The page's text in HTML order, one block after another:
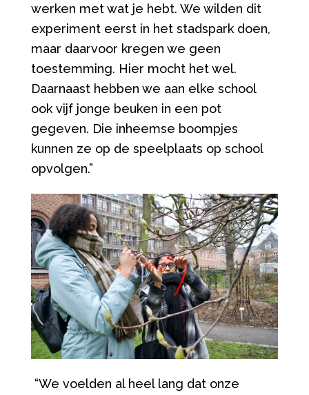
werken met wat je hebt. We wilden dit
experiment eerst in het stadspark doen,
maar daarvoor kregen we geen
toestemming. Hier mocht het wel.
Daarnaast hebben we aan elke school
ook vijf jonge beuken in een pot
gegeven. Die inheemse boompjes
kunnen ze op de speelplaats op school
opvolgen.”
“We voelden al heel lang dat onze